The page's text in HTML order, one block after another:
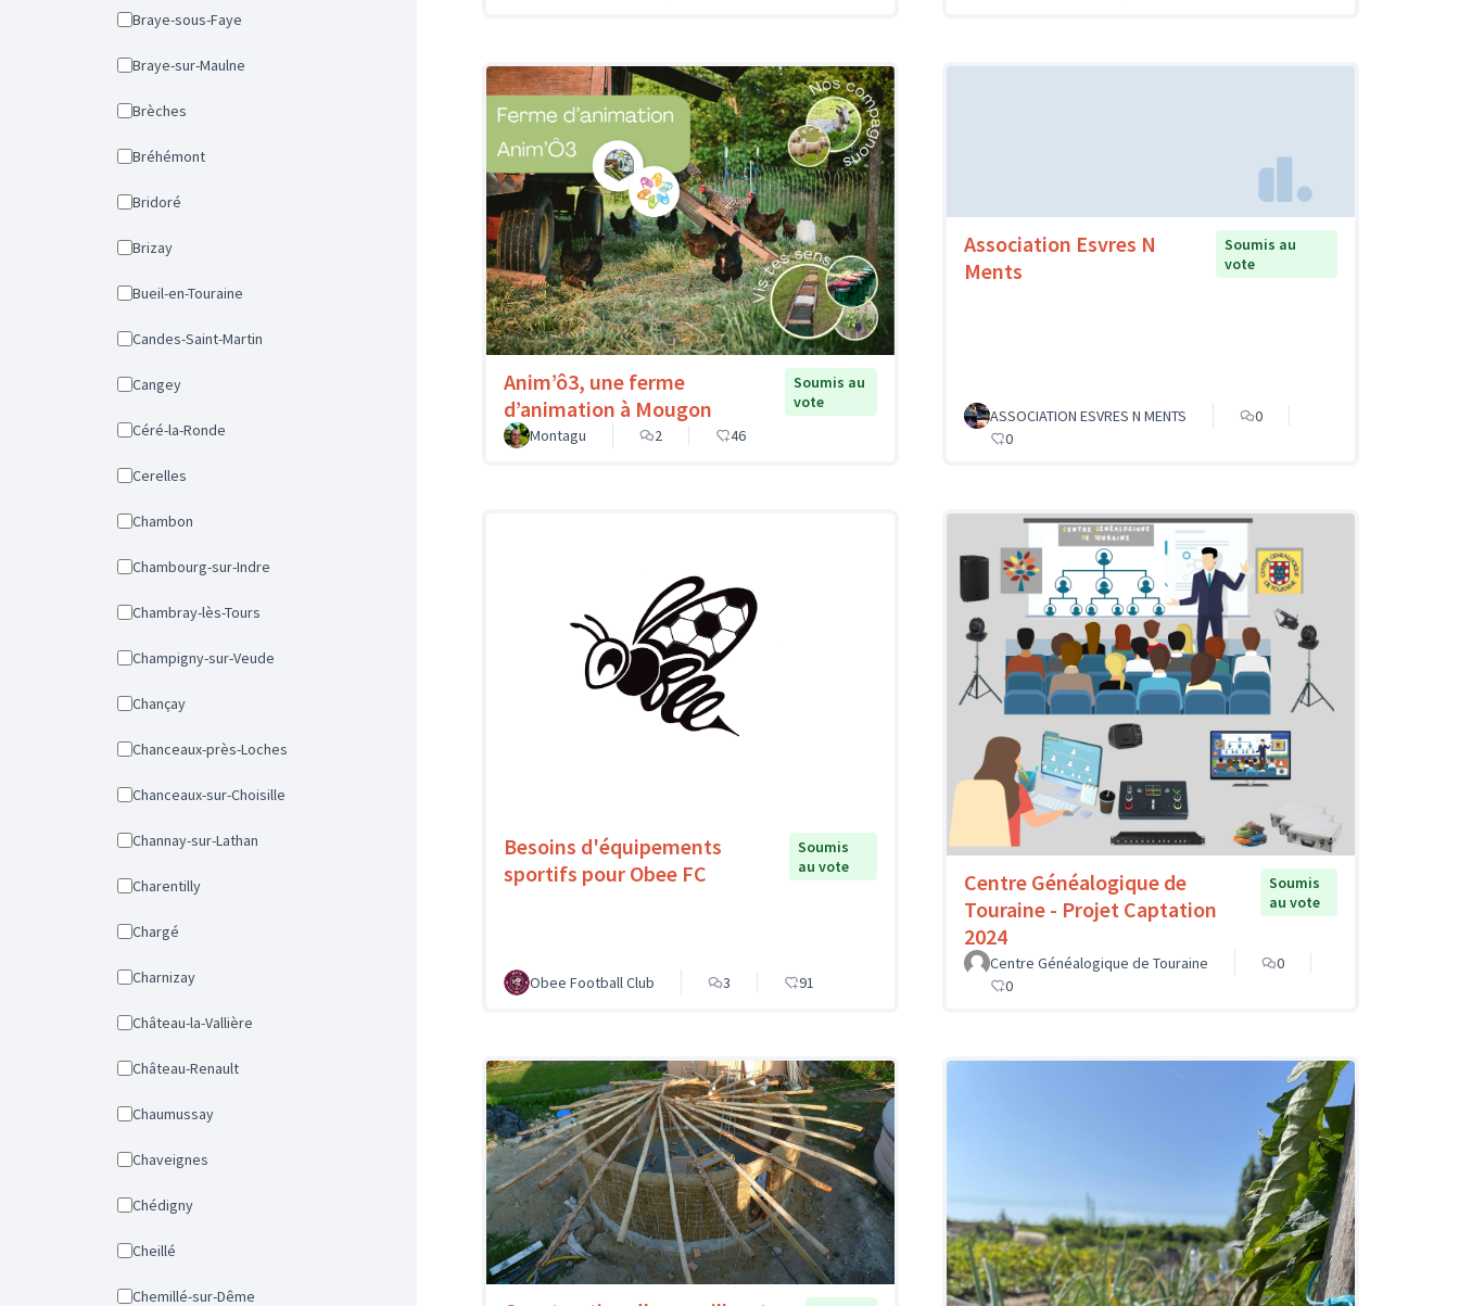
Braye-sous-Faye
Braye-sur-Maulne
Brèches
Bréhémont
Bridoré
Brizay
Bueil-en-Touraine
Candes-Saint-Martin
Cangey
Céré-la-Ronde
Cerelles
Chambon
Chambourg-sur-Indre
Chambray-lès-Tours
Champigny-sur-Veude
Chançay
Chanceaux-près-Loches
Chanceaux-sur-Choisille
Channay-sur-Lathan
Charentilly
Chargé
Charnizay
Château-la-Vallière
Château-Renault
Chaumussay
Chaveignes
Chédigny
Cheillé
Chemillé-sur-Dême
Anim’ô3, une ferme
d’animation à Mougon
Soumis au
vote
Montagu
2 46
Association Esvres N
Ments
Soumis au
vote
ASSOCIATION ESVRES N MENTS
0
0
Besoins d'équipements
sportifs pour Obee FC
Soumis
au vote
Obee Football Club 3 91
Centre Généalogique de
Touraine - Projet Captation
2024
Soumis
au vote
Centre Généalogique de Touraine
0
0